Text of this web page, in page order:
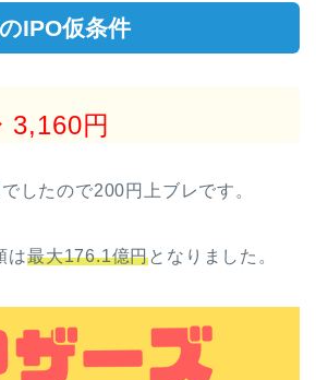
IPO仮条件
3,160円
したので200円上ブレです。
は最大176.1億円となりました。